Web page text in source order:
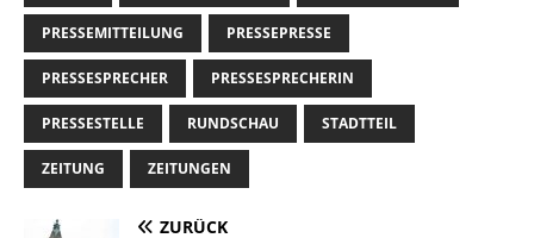
PRESSEMITTEILUNG PRESSEPRESSE
PRESSESPRECHER PRESSESPRECHERIN
PRESSESTELLE RUNDSCHAU STADTTEIL
ZEITUNG ZEITUNGEN
ZURÜCK